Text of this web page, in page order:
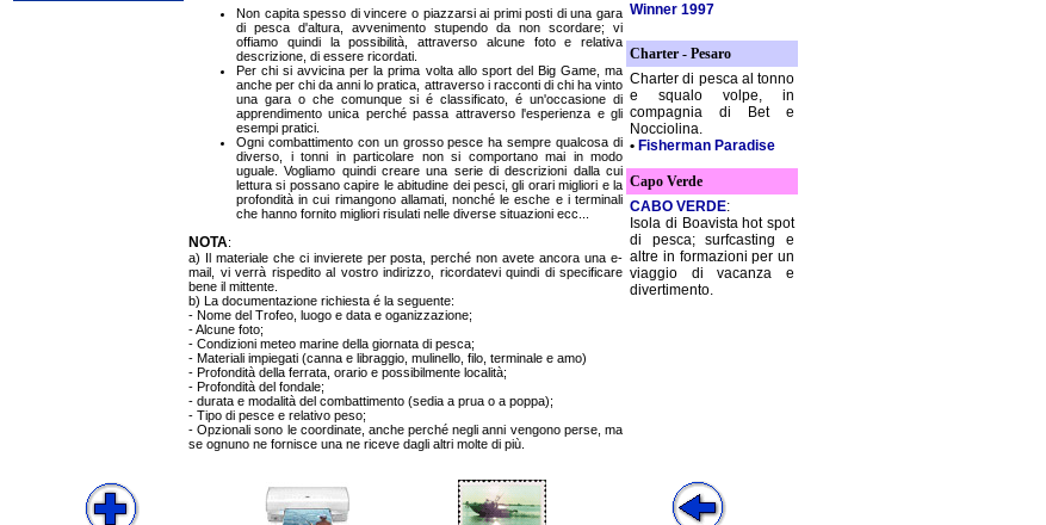
Non capita spesso di vincere o piazzarsi ai primi posti di una gara
di pesca d'altura, avvenimento stupendo da non scordare; vi
offiamo quindi la possibilità, attraverso alcune foto e relativa
descrizione, di essere ricordati.
Per chi si avvicina per la prima volta allo sport del Big Game, ma
anche per chi da anni lo pratica, attraverso i racconti di chi ha vinto
una gara o che comunque si é classificato, é un'occasione di
apprendimento unica perché passa attraverso l'esperienza e gli
esempi pratici.
Ogni combattimento con un grosso pesce ha sempre qualcosa di
diverso, i tonni in particolare non si comportano mai in modo
uguale. Vogliamo quindi creare una serie di descrizioni dalla cui
lettura si possano capire le abitudine dei pesci, gli orari migliori e la
profondità in cui rimangono allamati, nonché le esche e i terminali
che hanno fornito migliori risulati nelle diverse situazioni ecc...
NOTA:
a) Il materiale che ci invierete per posta, perché non avete ancora una e-
mail, vi verrà rispedito al vostro indirizzo, ricordatevi quindi di specificare
bene il mittente.
b) La documentazione richiesta é la seguente:
- Nome del Trofeo, luogo e data e oganizzazione;
- Alcune foto;
- Condizioni meteo marine della giornata di pesca;
- Materiali impiegati (canna e libraggio, mulinello, filo, terminale e amo)
- Profondità della ferrata, orario e possibilmente località;
- Profondità del fondale;
- durata e modalità del combattimento (sedia a prua o a poppa);
- Tipo di pesce e relativo peso;
- Opzionali sono le coordinate, anche perché negli anni vengono perse, ma
se ognuno ne fornisce una ne riceve dagli altri molte di più.
Winner 1997
Charter - Pesaro
Charter di pesca al tonno
e squalo volpe, in
compagnia di Bet e
Nocciolina.
• Fisherman Paradise
Capo Verde
CABO VERDE:
Isola di Boavista hot spot
di pesca; surfcasting e
altre in formazioni per un
viaggio di vacanza e
divertimento.